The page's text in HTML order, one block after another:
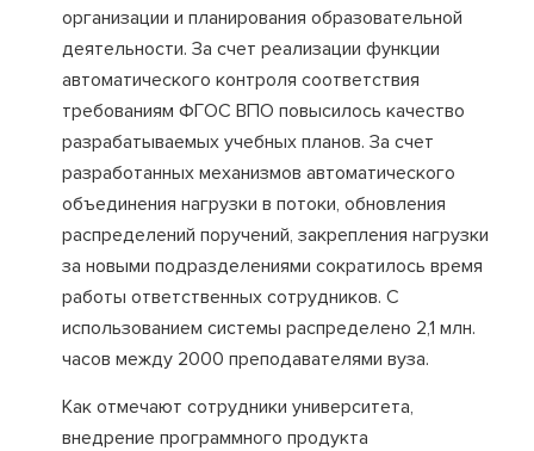
организации и планирования образовательной
деятельности. За счет реализации функции
автоматического контроля соответствия
требованиям ФГОС ВПО повысилось качество
разрабатываемых учебных планов. За счет
разработанных механизмов автоматического
объединения нагрузки в потоки, обновления
распределений поручений, закрепления нагрузки
за новыми подразделениями сократилось время
работы ответственных сотрудников. С
использованием системы распределено 2,1 млн.
часов между 2000 преподавателями вуза.
Как отмечают сотрудники университета,
внедрение программного продукта